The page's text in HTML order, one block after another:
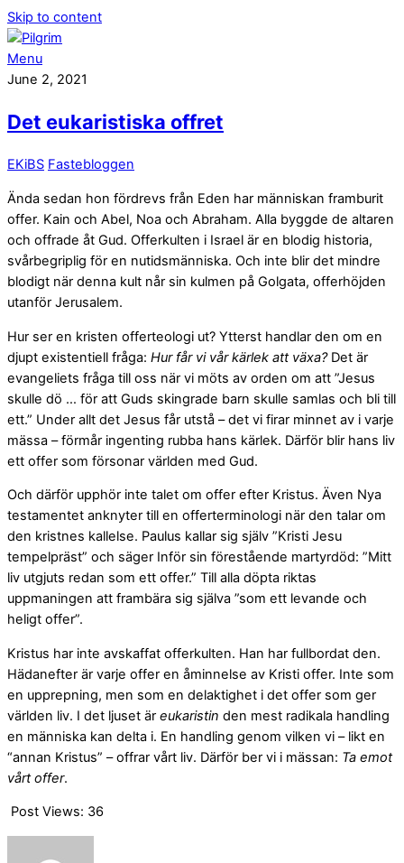
Skip to content
Menu
June 2, 2021
Det eukaristiska offret
EKiBS Fastebloggen
Ända sedan hon fördrevs från Eden har människan framburit
offer. Kain och Abel, Noa och Abraham. Alla byggde de altaren
och offrade åt Gud. Offerkulten i Israel är en blodig historia,
svårbegriplig för en nutidsmänniska. Och inte blir det mindre
blodigt när denna kult når sin kulmen på Golgata, offerhöjden
utanför Jerusalem.
Hur ser en kristen offerteologi ut? Ytterst handlar den om en
djupt existentiell fråga: Hur får vi vår kärlek att växa?Det är
evangeliets fråga till oss när vi möts av orden om att ”Jesus
skulle dö … för att Guds skingrade barn skulle samlas och bli till
ett.” Under allt det Jesus får utstå – det vi firar minnet av i varje
mässa – förmår ingenting rubba hans kärlek. Därför blir hans liv
ett offer som försonar världen med Gud.
Och därför upphör inte talet om offer efter Kristus. Även Nya
testamentet anknyter till en offerterminologi när den talar om
den kristnes kallelse. Paulus kallar sig själv ”Kristi Jesu
tempelpräst” och säger Inför sin förestående martyrdöd: ”Mitt
liv utgjuts redan som ett offer.” Till alla döpta riktas
uppmaningen att frambära sig själva ”som ett levande och
heligt offer”.
Kristus har inte avskaffat offerkulten. Han har fullbordat den.
Hädanefter är varje offer en åminnelse av Kristi offer. Inte som
en upprepning, men som en delaktighet i det offer som ger
världen liv. I det ljuset är eukaristin den mest radikala handling
en människa kan delta i. En handling genom vilken vi – likt en
“annan Kristus” – offrar vårt liv. Därför ber vi i mässan: Ta emot
vårt offer.
Post Views: 36